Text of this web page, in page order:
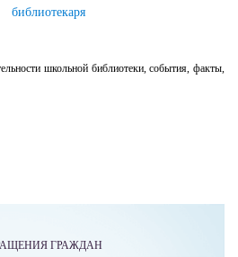
библиотекаря
школьной библиотеки, события, факты,
ГРАЖДАН